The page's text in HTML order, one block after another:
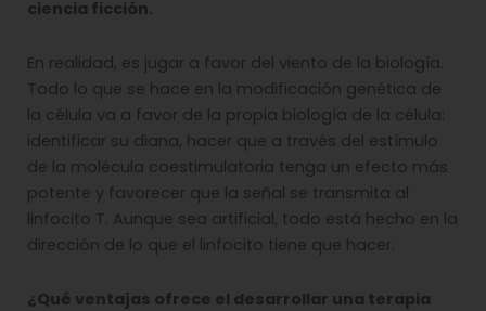
ciencia ficción.
En realidad, es jugar a favor del viento de la biología.
Todo lo que se hace en la modificación genética de
la célula va a favor de la propia biología de la célula:
identificar su diana, hacer que a través del estímulo
de la molécula coestimulatoria tenga un efecto más
potente y favorecer que la señal se transmita al
linfocito T. Aunque sea artificial, todo está hecho en la
dirección de lo que el linfocito tiene que hacer.
¿Qué ventajas ofrece el desarrollar una terapia